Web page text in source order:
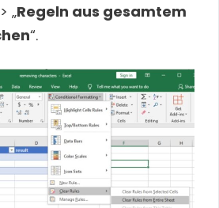
„Regeln aus gesamtem
“.